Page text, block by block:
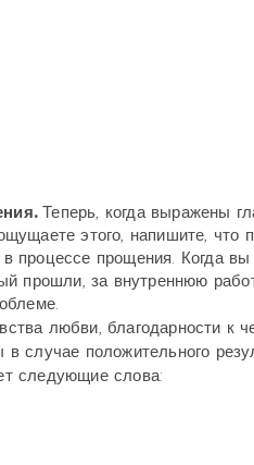
Теперь, когда выражены
этого, напишите, что
процессе прощения. Когда
прошли, за внутреннюю
любви, благодарности к
случае положительного
следующие слова: